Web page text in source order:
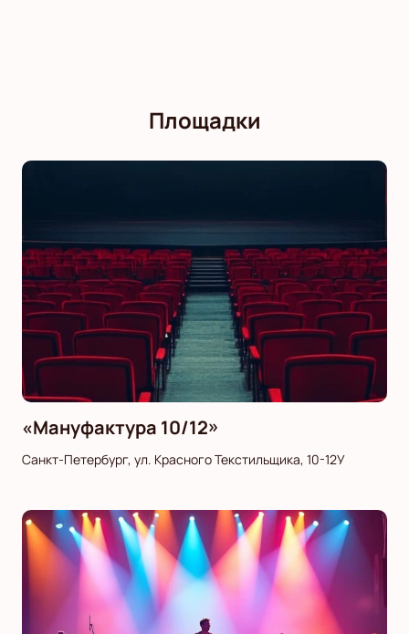
Площадки
«Мануфактура 10/12»
Санкт-Петербург, ул. Красного Текстильщика, 10-12У